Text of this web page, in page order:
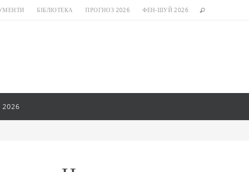
БІБЛІОТЕКА ПРОГНОЗ 2026 ФЕН-ШУЙ 2026